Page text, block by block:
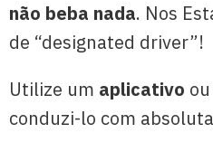
não beba nada. Nos
de “designated driver”!
Utilize um aplicativo
conduzi-lo com absoluta